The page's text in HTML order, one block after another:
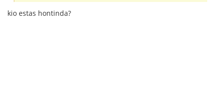
kio estas hontinda?